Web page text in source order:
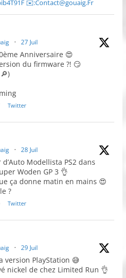
✉️:Contact@gouaig.Fr
· 27 Juil
Anniversaire 😍
du firmware ?! 😏
Twitter
· 28 Juil
Modellista PS2 dans
Woden GP 3 👌
ça donne matin en mains 😍
?
Twitter
· 29 Juil
version PlayStation 😅
nickel de chez Limited Run 👌